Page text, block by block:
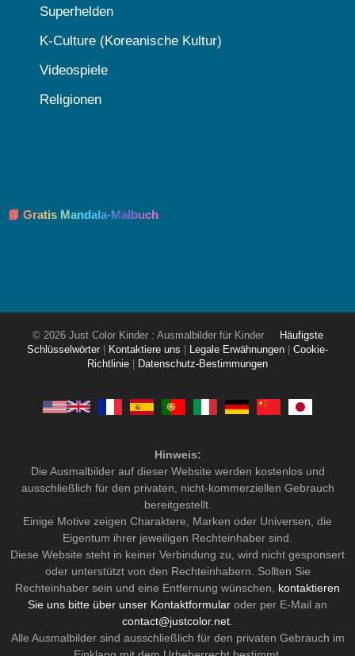
Superhelden
K-Culture (Koreanische Kultur)
Videospiele
Religionen
📘 Gratis Mandala-Malbuch
© 2026 Just Color Kinder : Ausmalbilder für Kinder
Häufigste
Schlüsselwörter
Kontaktiere uns Legale Erwähnungen
Cookie-
Richtlinie
Datenschutz-Bestimmungen
Hinweis:
Die Ausmalbilder auf dieser Website werden kostenlos und
ausschließlich für den privaten, nicht-kommerziellen Gebrauch
bereitgestellt.
Einige Motive zeigen Charaktere, Marken oder Universen, die
Eigentum ihrer jeweiligen Rechteinhaber sind.
Diese Website steht in keiner Verbindung zu, wird nicht gesponsert
oder unterstützt von den Rechteinhabern. Sollten Sie
Rechteinhaber sein und eine Entfernung wünschen, kontaktieren
Sie uns bitte über unser Kontaktformular oder per E-Mail an
contact@justcolor.net
Alle Ausmalbilder sind ausschließlich für den privaten Gebrauch im